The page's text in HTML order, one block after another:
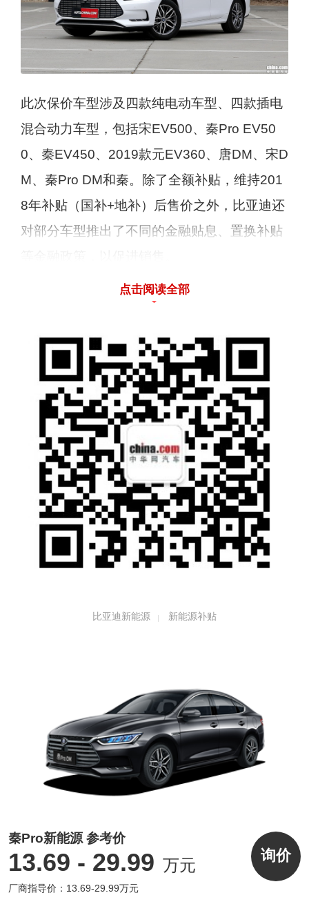
此次保价车型涉及四款纯电动车型、四款插电
混合动力车型，包括宋EV500、秦Pro EV50
0、秦EV450、2019款元EV360、唐DM、宋D
M、秦Pro DM和秦。除了全额补贴，维持201
8年补贴（国补+地补）后售价之外，比亚迪还
对部分车型推出了不同的金融贴息、置换补贴
2018款唐D
M
首府30%或最
高30期0息，
最高贴息2.5
万
最高1万元
2万元升级装
备礼
2019款宋D
最高24期0
息，最高贴息
1.5万
最高5000元
最高两年免费
流量
500
最高24期0
息，最高贴息
1.6万元
最高5000元
最高两年免费
流量
最高贴息1.3
万元
最高5000元
2019款元EV
360
最高贴息8000
元
最高4000元
3年免费云服
务+赠送家用
充电桩
策，整体补贴退坡幅度超50%，且能量密度、
能耗系数的要求更加严格，地方补贴也将取
点击阅读全部
比亚迪新能源 新能源补贴
秦Pro新能源 参考价
13.69 - 29.99 万元
厂商指导价：13.69-29.99万元
询价